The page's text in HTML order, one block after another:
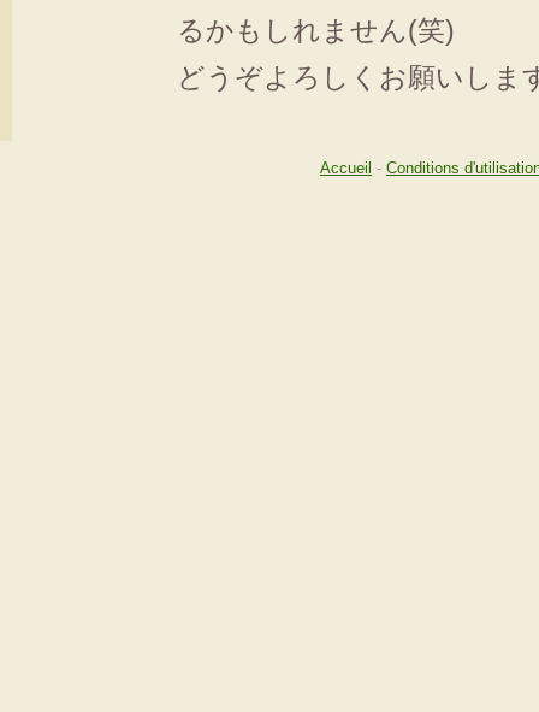
るかもしれません(笑)
どうぞよろしくお願いしま
Accueil - Conditions